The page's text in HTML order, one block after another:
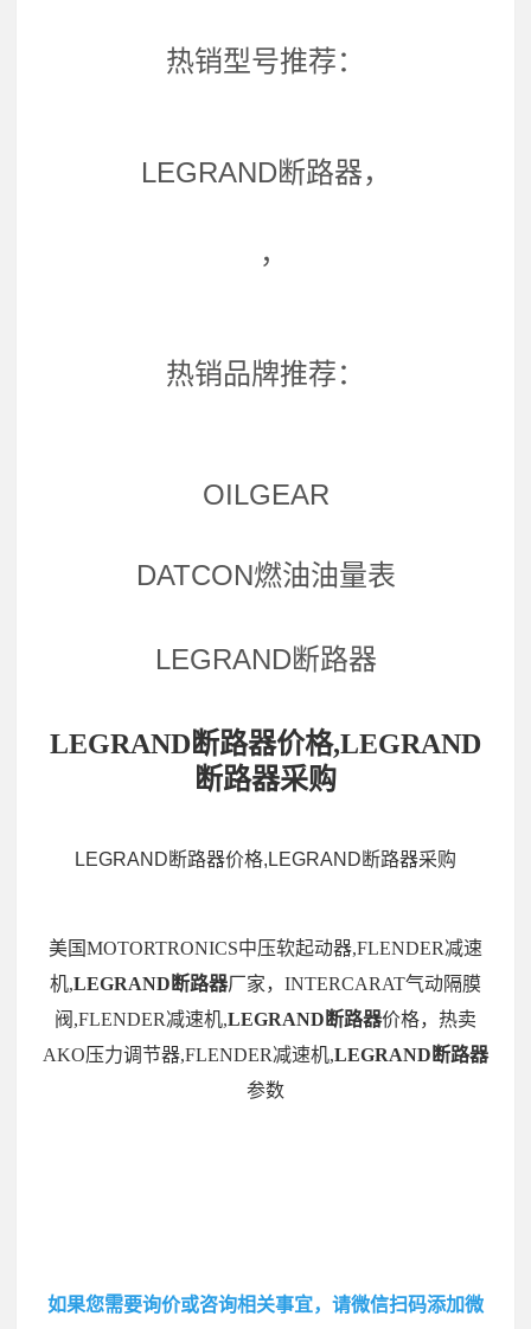
热销型号推荐：
LEGRAND断路器，
，
热销品牌推荐：
OILGEAR
DATCON燃油油量表
LEGRAND断路器
LEGRAND断路器价格,LEGRAND
断路器采购
LEGRAND断路器价格,LEGRAND断路器采购
美国MOTORTRONICS中压软起动器,FLENDER减速
机,LEGRAND断路器厂家，INTERCARAT气动隔膜
阀,FLENDER减速机,LEGRAND断路器价格，热卖
AKO压力调节器,FLENDER减速机,LEGRAND断路器
参数
如果您需要询价或咨询相关事宜，请微信扫码添加微